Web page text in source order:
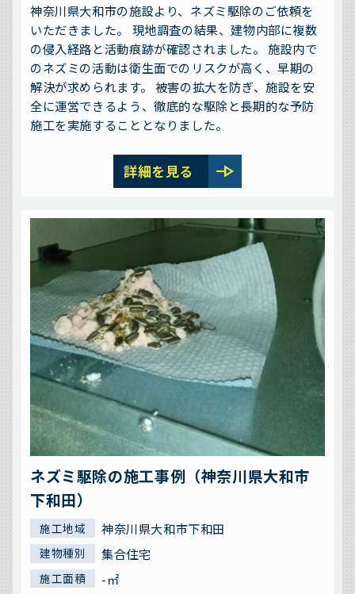
神奈川県大和市の施設より、ネズミ駆除のご依頼を
いただきました。 現地調査の結果、建物内部に複数
の侵入経路と活動痕跡が確認されました。 施設内で
のネズミの活動は衛生面でのリスクが高く、早期の
解決が求められます。 被害の拡大を防ぎ、施設を安
全に運営できるよう、徹底的な駆除と長期的な予防
施工を実施することとなりました。
詳細を見る line_end_arrow
ネズミ駆除の施工事例（神奈川県大和市
下和田）
施工地域 神奈川県大和市下和田
建物種別 集合住宅
施工面積 -㎡